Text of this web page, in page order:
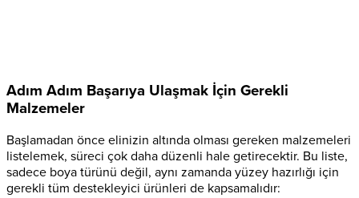
Adım Adım Başarıya Ulaşmak İçin Gerekli
Malzemeler
Başlamadan önce elinizin altında olması gereken malzemeleri
listelemek, süreci çok daha düzenli hale getirecektir. Bu liste,
sadece boya türünü değil, aynı zamanda yüzey hazırlığı için
gerekli tüm destekleyici ürünleri de kapsamalıdır: